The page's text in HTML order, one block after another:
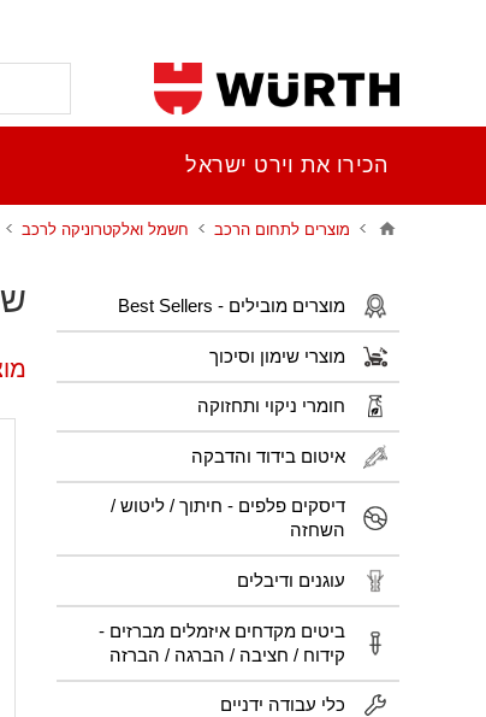
מוצרים מובילים - Best Sellers
מוצרי שימון וסיכוך
חומרי ניקוי ותחזוקה
איטום בידוד והדבקה
דיסקים פלפים - חיתוך / ליטוש /
השחזה
עוגנים ודיבלים
ביטים מקדחים איזמלים מברזים -
קידוח / חציבה / הברגה / הברזה
כלי עבודה ידניים
הכירו את וירט ישראל
מוצרים לתחום הרכב חשמל ואלקטרוניקה לרכב